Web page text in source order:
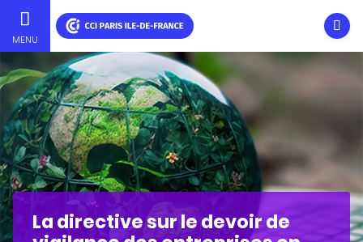
Aller
au
contenu
principal
MENU
La directive sur le devoir de